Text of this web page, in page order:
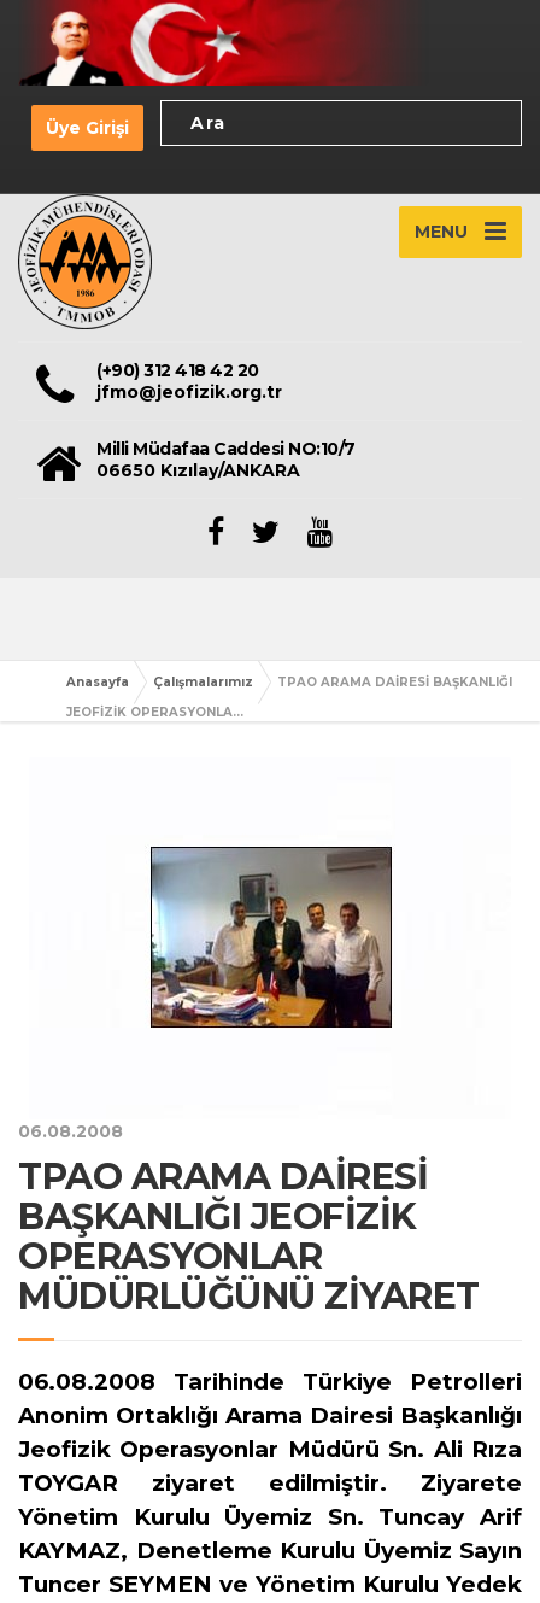
Üye Girişi
MENU
(+90) 312 418 42 20
jfmo@jeofizik.org.tr
Milli Müdafaa Caddesi NO:10/7
06650 Kızılay/ANKARA
Anasayfa Çalışmalarımız
TPAO ARAMA DAİRESİ BAŞKANLIĞI
JEOFİZİK OPERASYONLA...
06.08.2008
TPAO ARAMA DAİRESİ
BAŞKANLIĞI JEOFİZİK
OPERASYONLAR
MÜDÜRLÜĞÜNÜ ZİYARET
06.08.2008 Tarihinde Türkiye Petrolleri
Anonim Ortaklığı Arama Dairesi Başkanlığı
Jeofizik Operasyonlar Müdürü Sn. Ali Rıza
TOYGAR ziyaret edilmiştir. Ziyarete
Yönetim Kurulu Üyemiz Sn. Tuncay Arif
KAYMAZ, Denetleme Kurulu Üyemiz Sayın
Tuncer SEYMEN ve Yönetim Kurulu Yedek